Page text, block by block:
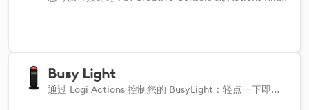
Busy Light
通过 Logi Actions 控制您的 BusyLight：轻点一下即可显示“忙碌”、“空闲”或“戴耳机”状态。